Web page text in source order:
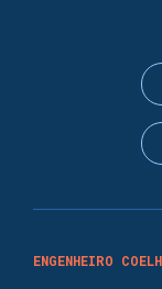
ENGENHEIRO